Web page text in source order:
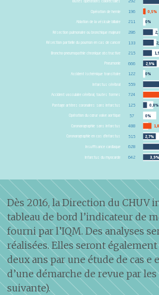
Opération de hernie
Ablation de la vésicule biliaire
Résection pulmonaire ou bronchique majeure
Résection partielle du poumon en cas de cancer
Broncho-pneumopathie chronique obstructive
Pneumonie
Accident ischémique transitoire
Infarctus cérébral
Accident vasculaire cérébral, toutes formes
Pontage artères coronaires sans infarctus
Opération du cœur valve aortique
Coronarographie sans infarctus
Coronarographie en cas d’infarctus
Insuffisance cardiaque
Infarctus du myocarde
292
196
211
286
133
215
666
122
559
724
125
57
488
515
628
642
0,5%
0%
2,9%
0%
0,8%
0%
2,7%
3,9%
Dès 2016, la Direction du CHUV
tableau de bord l’indicateur de
fourni par l’IQM. Des analyses
réalisées. Elles seront
deux ans par une étude de cas e
d’une démarche de revue par les
suivante).